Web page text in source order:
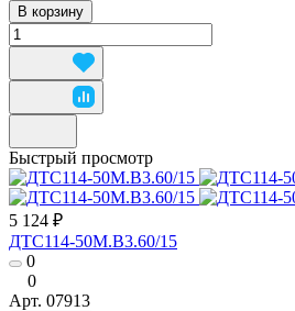
В корзину
Быстрый просмотр
5 124 ₽
ДТС114-50М.В3.60/15
0
0
Арт. 07913